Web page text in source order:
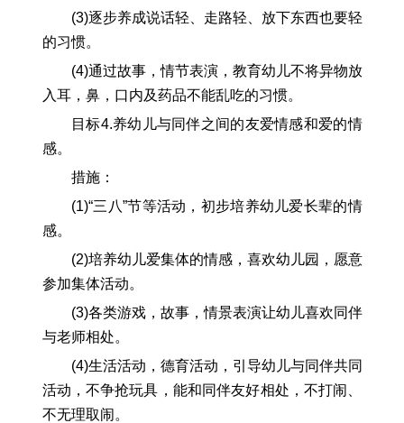
(3)逐步养成说话轻、走路轻、放下东西也要轻
的习惯。
(4)通过故事，情节表演，教育幼儿不将异物放
入耳，鼻，口内及药品不能乱吃的习惯。
目标4.养幼儿与同伴之间的友爱情感和爱的情
感。
措施：
(1)“三八”节等活动，初步培养幼儿爱长辈的情
感。
(2)培养幼儿爱集体的情感，喜欢幼儿园，愿意
参加集体活动。
(3)各类游戏，故事，情景表演让幼儿喜欢同伴
与老师相处。
(4)生活活动，德育活动，引导幼儿与同伴共同
活动，不争抢玩具，能和同伴友好相处，不打闹、
不无理取闹。